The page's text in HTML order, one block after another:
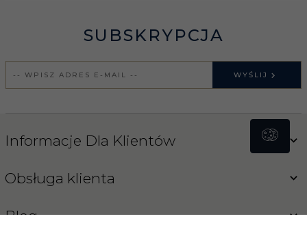
SUBSKRYPCJA
WYŚLIJ
Informacje Dla Klientów
Obsługa klienta
Blog